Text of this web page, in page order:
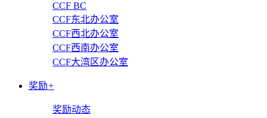
CCF BC
CCF东北办公室
CCF西北办公室
CCF西南办公室
CCF大湾区办公室
奖励+
奖励动态